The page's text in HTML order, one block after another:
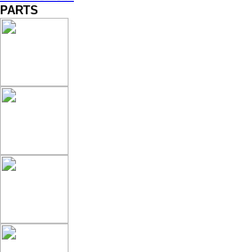
PARTS